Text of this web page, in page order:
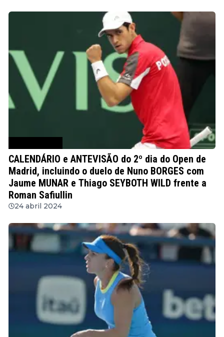
CALENDÁRIO e ANTEVISÃO do 2º dia do Open de
Madrid, incluindo o duelo de Nuno BORGES com
Jaume MUNAR e Thiago SEYBOTH WILD frente a
Roman Safiullin
24 abril 2024